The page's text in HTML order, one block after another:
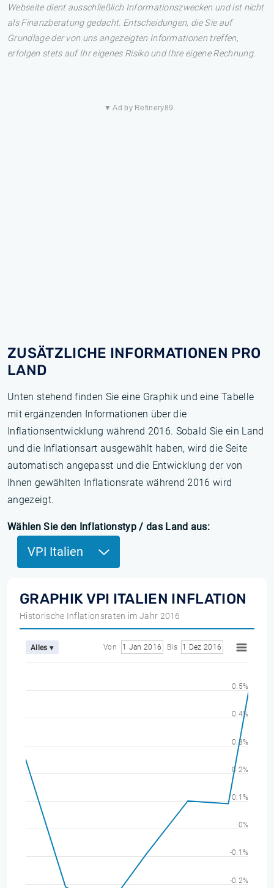
Webseite dient ausschließlich Informationszwecken und ist nicht
als Finanzberatung gedacht. Entscheidungen, die Sie auf
Grundlage der von uns angezeigten Informationen treffen,
erfolgen stets auf Ihr eigenes Risiko und Ihre eigene Rechnung.
▼ Ad by Refinery89
ZUSÄTZLICHE INFORMATIONEN PRO
LAND
Unten stehend finden Sie eine Graphik und eine Tabelle
mit ergänzenden Informationen über die
Inflationsentwicklung während 2016. Sobald Sie ein Land
und die Inflationsart ausgewählt haben, wird die Seite
automatisch angepasst und die Entwicklung der von
Ihnen gewählten Inflationsrate während 2016 wird
angezeigt.
Wählen Sie den Inflationstyp / das Land aus:
VPI Italien
GRAPHIK VPI ITALIEN INFLATION
Historische Inflationsraten im Jahr 2016
Alles ▾ Von 1 Jan 2016 Bis 1 Dez 2016
-0.2%
-0.1%
0%
0.1%
0.2%
0.3%
0.4%
0.5%